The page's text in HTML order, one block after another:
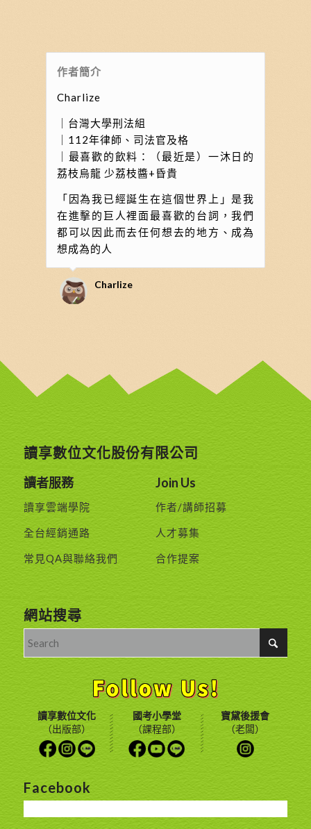
作者簡介
Charlize
｜台灣大學刑法組
｜112年律師、司法官及格
｜最喜歡的飲料：（最近是）一沐日的
荔枝烏龍 少荔枝醬+昏貴
「因為我已經誕生在這個世界上」是我
在進擊的巨人裡面最喜歡的台詞，我們
都可以因此而去任何想去的地方、成為
想成為的人
Charlize
讀享數位文化股份有限公司
讀者服務
讀享雲端學院
全台經銷通路
常見QA與聯絡我們
Join Us
作者/講師招募
人才募集
合作提案
網站搜尋
讀享數位文化
（出版部）
國考小學堂
（課程部）
寶黛後援會
（老闆）
Facebook